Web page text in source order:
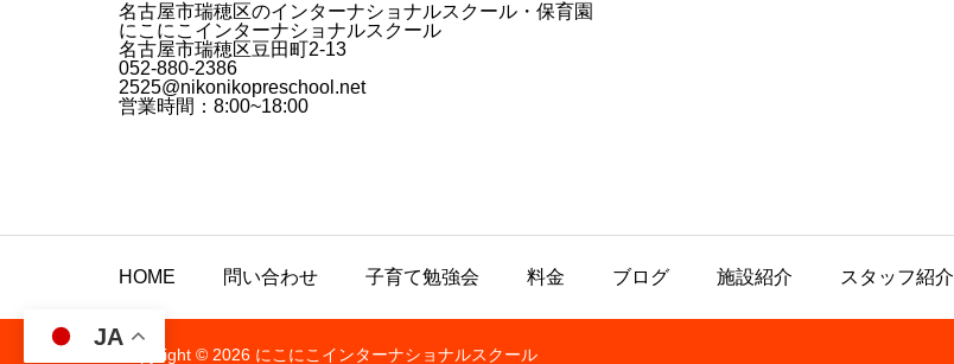
名古屋市瑞穂区のインターナショナルスクール・保育園
にこにこインターナショナルスクール
名古屋市瑞穂区豆田町2-13
052-880-2386
2525@nikonikopreschool.net
営業時間：8:00~18:00
HOME 問い合わせ 子育て勉強会 料金 ブログ 施設紹介 スタッフ紹介
Copyright © 2026 にこにこインターナショナルスクール
JA